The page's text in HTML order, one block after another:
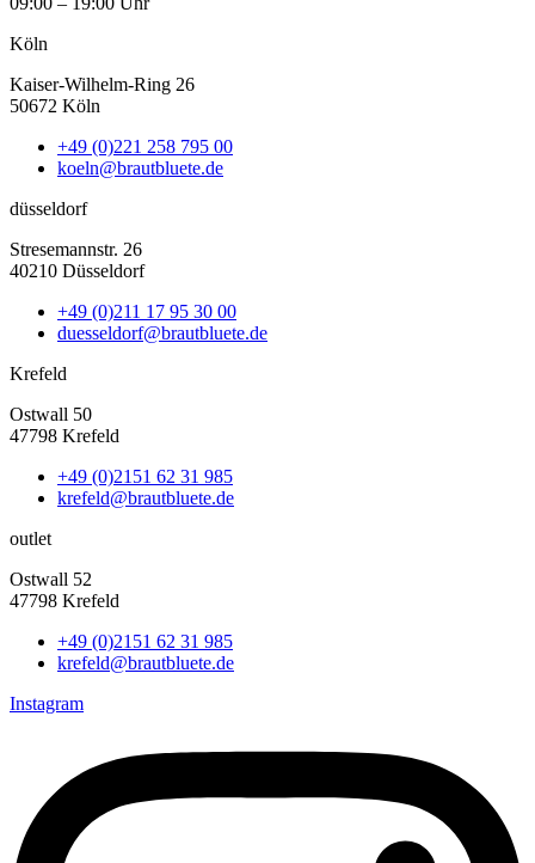
Köln
Kaiser-Wilhelm-Ring 26
50672 Köln
+49 (0)221 258 795 00
koeln@brautbluete.de
düsseldorf
Stresemannstr. 26
40210 Düsseldorf
+49 (0)211 17 95 30 00
duesseldorf@brautbluete.de
Krefeld
Ostwall 50
47798 Krefeld
+49 (0)2151 62 31 985
krefeld@brautbluete.de
outlet
Ostwall 52
47798 Krefeld
+49 (0)2151 62 31 985
krefeld@brautbluete.de
Instagram